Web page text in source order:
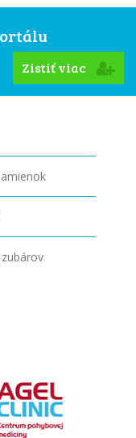
Zistiť viac